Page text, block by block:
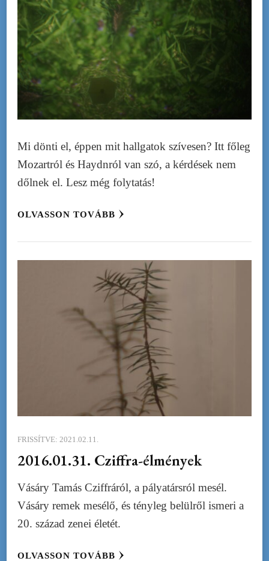
Mi dönti el, éppen mit hallgatok szívesen? Itt főleg
Mozartról és Haydnról van szó, a kérdések nem
dőlnek el. Lesz még folytatás!
OLVASSON TOVÁBB
FRISSÍTVE: 2021.02.11.
2016.01.31. Cziffra-élmények
Vásáry Tamás Cziffráról, a pályatársról mesél.
Vásáry remek mesélő, és tényleg belülről ismeri a
20. század zenei életét.
OLVASSON TOVÁBB